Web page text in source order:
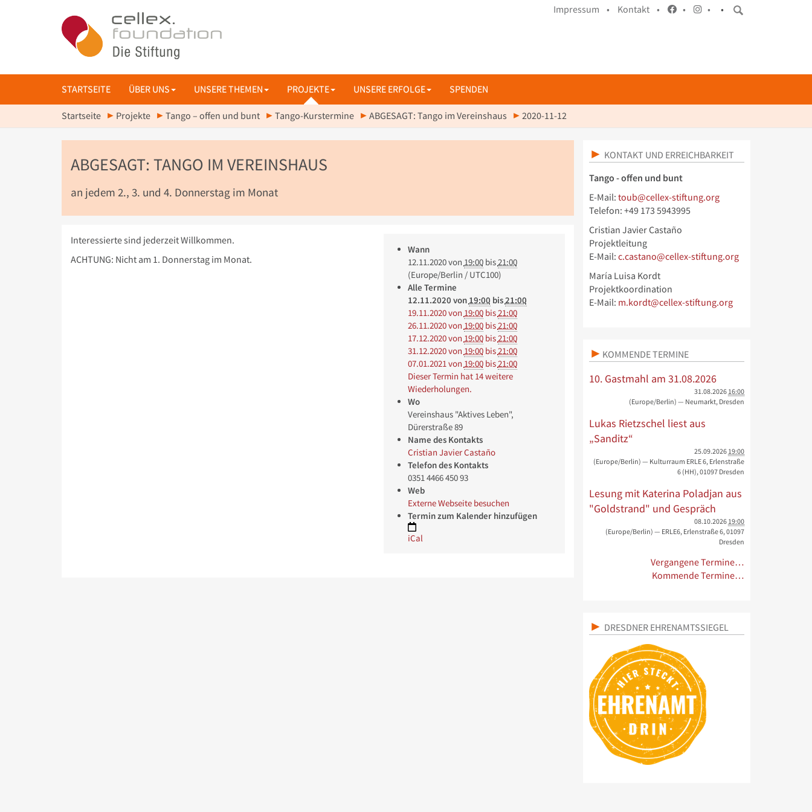
Impressum • Kontakt • • • •
STARTSEITE ÜBER UNS UNSERE THEMEN PROJEKTE UNSERE ERFOLGE SPENDEN
Startseite Projekte Tango – offen und bunt Tango-Kurstermine ABGESAGT: Tango im Vereinshaus 2020-11-12
ABGESAGT: TANGO IM VEREINSHAUS
an jedem 2., 3. und 4. Donnerstag im Monat
Wann
12.11.2020von 19:00bis21:00
(Europe/Berlin / UTC100)
Alle Termine
12.11.2020 von 19:00 bis21:00
19.11.2020von 19:00bis21:00
26.11.2020von 19:00bis21:00
17.12.2020von 19:00bis21:00
31.12.2020von 19:00bis21:00
07.01.2021 von 19:00bis21:00
Dieser Termin hat 14 weitere
Wiederholungen.
Wo
Vereinshaus "Aktives Leben",
Dürerstraße 89
Name des Kontakts
Cristian Javier Castaño
Telefon des Kontakts
0351 4466 450 93
Web
Externe Webseite besuchen
Termin zum Kalender hinzufügen
iCal
Interessierte sind jederzeit Willkommen.
ACHTUNG: Nicht am 1. Donnerstag im Monat.
KONTAKT UND ERREICHBARKEIT
Tango - offen und bunt
E-Mail: toub@cellex-stiftung.org
Telefon: +49 173 5943995
Cristian Javier Castaño
Projektleitung
E-Mail: c.castano@cellex-stiftung.org
María Luisa Kordt
Projektkoordination
E-Mail: m.kordt@cellex-stiftung.org
KOMMENDE TERMINE
10. Gastmahl am 31.08.2026
31.08.2026 16:00
(Europe/Berlin) — Neumarkt, Dresden
Lukas Rietzschel liest aus
„Sanditz“
25.09.2026 19:00
(Europe/Berlin) — Kulturraum ERLE 6, Erlenstraße
6 (HH), 01097 Dresden
Lesung mit Katerina Poladjan aus
"Goldstrand" und Gespräch
08.10.2026 19:00
(Europe/Berlin) — ERLE6, Erlenstraße 6, 01097
Dresden
Vergangene Termine…
Kommende Termine…
DRESDNER EHRENAMTSSIEGEL